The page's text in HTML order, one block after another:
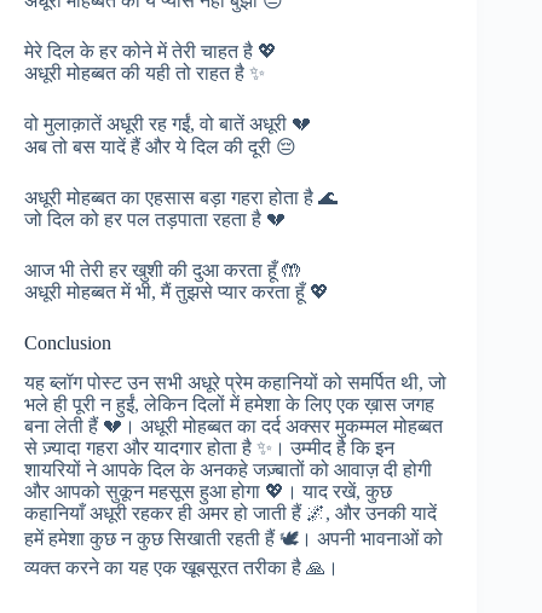
मेरे दिल के हर कोने में तेरी चाहत है 💖
अधूरी मोहब्बत की यही तो राहत है ✨
वो मुलाक़ातें अधूरी रह गईं, वो बातें अधूरी 💔
अब तो बस यादें हैं और ये दिल की दूरी 😔
अधूरी मोहब्बत का एहसास बड़ा गहरा होता है 🌊
जो दिल को हर पल तड़पाता रहता है 💔
आज भी तेरी हर खुशी की दुआ करता हूँ 🤲
अधूरी मोहब्बत में भी, मैं तुझसे प्यार करता हूँ 💖
Conclusion
यह ब्लॉग पोस्ट उन सभी अधूरे प्रेम कहानियों को समर्पित थी, जो
भले ही पूरी न हुईं, लेकिन दिलों में हमेशा के लिए एक ख़ास जगह
बना लेती हैं 💔। अधूरी मोहब्बत का दर्द अक्सर मुकम्मल मोहब्बत
से ज़्यादा गहरा और यादगार होता है ✨। उम्मीद है कि इन
शायरियों ने आपके दिल के अनकहे जज़्बातों को आवाज़ दी होगी
और आपको सुकून महसूस हुआ होगा 💖। याद रखें, कुछ
कहानियाँ अधूरी रहकर ही अमर हो जाती हैं 🌌, और उनकी यादें
हमें हमेशा कुछ न कुछ सिखाती रहती हैं 🕊️। अपनी भावनाओं को
व्यक्त करने का यह एक खूबसूरत तरीका है 🙏।